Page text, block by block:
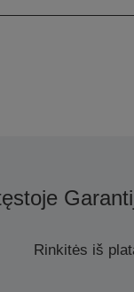
Rinkitės iš